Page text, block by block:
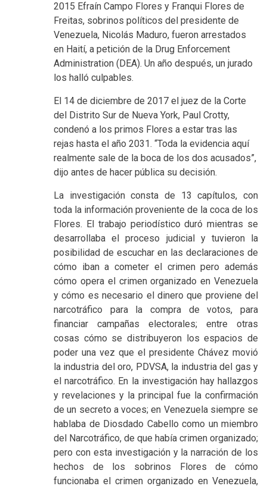
2015 Efraín Campo Flores y Franqui Flores de
Freitas, sobrinos políticos del presidente de
Venezuela, Nicolás Maduro, fueron arrestados
en Haití, a petición de la Drug Enforcement
Administration (DEA). Un año después, un jurado
los halló culpables.
El 14 de diciembre de 2017 el juez de la Corte
del Distrito Sur de Nueva York, Paul Crotty,
condenó a los primos Flores a estar tras las
rejas hasta el año 2031. “Toda la evidencia aquí
realmente sale de la boca de los dos acusados”,
dijo antes de hacer pública su decisión.
La investigación consta de 13 capítulos, con
toda la información proveniente de la coca de los
Flores. El trabajo periodístico duró mientras se
desarrollaba el proceso judicial y tuvieron la
posibilidad de escuchar en las declaraciones de
cómo iban a cometer el crimen pero además
cómo opera el crimen organizado en Venezuela
y cómo es necesario el dinero que proviene del
narcotráfico para la compra de votos, para
financiar campañas electorales; entre otras
cosas cómo se distribuyeron los espacios de
poder una vez que el presidente Chávez movió
la industria del oro, PDVSA, la industria del gas y
el narcotráfico. En la investigación hay hallazgos
y revelaciones y la principal fue la confirmación
de un secreto a voces; en Venezuela siempre se
hablaba de Diosdado Cabello como un miembro
del Narcotráfico, de que había crimen organizado;
pero con esta investigación y la narración de los
hechos de los sobrinos Flores de cómo
funcionaba el crimen organizado en Venezuela,